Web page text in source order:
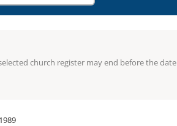
church register may end before the date